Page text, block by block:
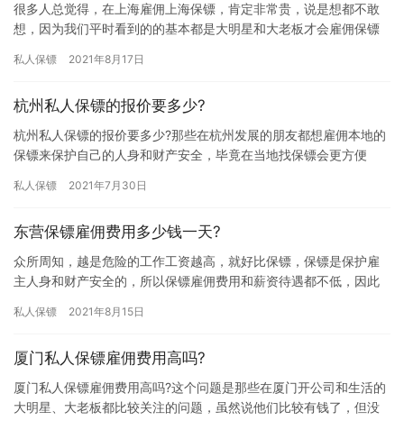
很多人总觉得，在上海雇佣上海保镖，肯定非常贵，说是想都不敢
想，因为我们平时看到的的基本都是大明星和大老板才会雇佣保镖
法? …
私人保镖 2021年8月17日
杭州私人保镖的报价要多少?
杭州私人保镖的报价要多少?那些在杭州发展的朋友都想雇佣本地的
保镖来保护自己的人身和财产安全，毕竟在当地找保镖会更方便
人保镖…
私人保镖 2021年7月30日
东营保镖雇佣费用多少钱一天?
众所周知，越是危险的工作工资越高，就好比保镖，保镖是保护雇
主人身和财产安全的，所以保镖雇佣费用和薪资待遇都不低，因此
费用多…
私人保镖 2021年8月15日
厦门私人保镖雇佣费用高吗?
厦门私人保镖雇佣费用高吗?这个问题是那些在厦门开公司和生活的
大明星、大老板都比较关注的问题，虽然说他们比较有钱了，但没